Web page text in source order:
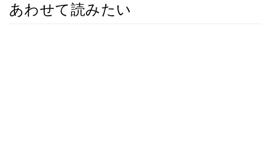
あわせて読みたい